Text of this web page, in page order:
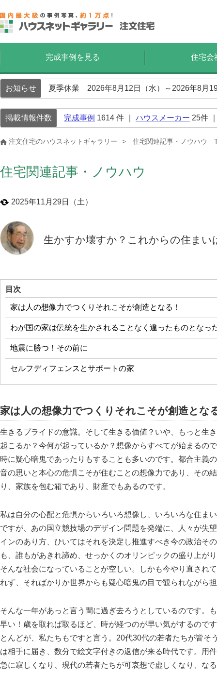
完成事例を見る 住宅会
お知らせ 夏季休業 2026年8月12日（水）～2026年8月
掲載情報件数 完成事例 1614 件 ｜ ハウスメーカー 25件
注文住宅のハウスネットギャラリー 住宅関連記事・ノウハウ
住宅関連記事・ノウハウ
2025年11月29日（土）
生かすか壊すか？これからの住まい
目次
家は人の想像力でつくりそれこそが創造となる！
わが国の家は伝統を生かされることなく違ったものとなっ
地震に勝つ！その前に
セルフディフェンスとサポートの家
家は人の想像力でつくりそれこそが創造とな
生きるプライドの意識。そして生きる価値？いや、もっと生
起こるか？今何が起っているか？想像からすべてが始まるの
時に疑心暗鬼であったりもすることも多いのです。都合主義
音の思いと本心の危惧こそが住むことの想像力であり、その
り、家族を包む箱であり、財産でもあるのです。
私は自分の心配と危惧からいろいろ想像し、いろいろな住ま
ですが、あの国立競技場のデザイン問題を発端に、人々が失
インのあり方、ひいてはそれを決定し推進すべき今の政治そ
も、誰もがあきれ諦め、せっかくのオリンピックの盛り上が
そんな社会になっていることが空しい。しかも今やり直され
れず、そればかりか世界からも疑心暗鬼の目で観られながら
そんな一年があっと言う間に過ぎ去ろうとしているのです。
早い！歳を取れば取るほど、時が経つのが早い気がするので
とんどが、私たちもですと言う。20代30代の若者たちが皆
は相手に届き、数分で絵文字付きの返信が来る時代です。用
急に寂しくなり、現代の若者たちが可哀想で虚しくなり、な